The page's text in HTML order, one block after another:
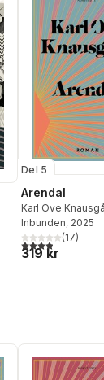
röster:
Del 5
Arendal
Karl Ove
Inbunden, 2025
3,9utav 5(17)
319 kr